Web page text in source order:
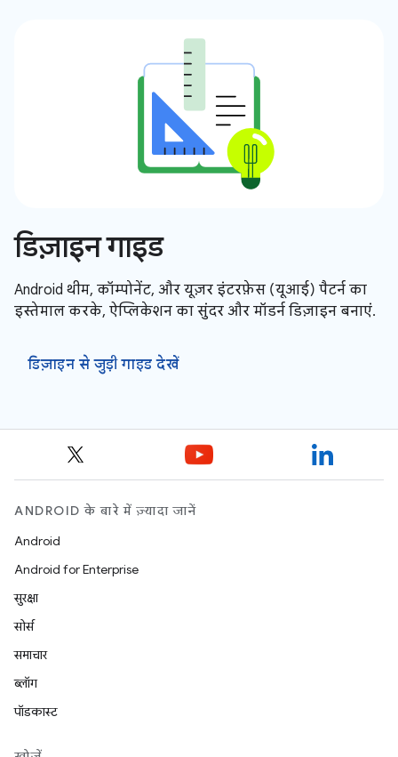
डिज़ाइन गाइड
Android थीम, कॉम्पोनेंट, और यूज़र इंटरफ़ेस (यूआई) पैटर्न का
इस्तेमाल करके, ऐप्लिकेशन का सुंदर और मॉडर्न डिज़ाइन बनाएं.
डिज़ाइन से जुड़ी गाइड देखें
ANDROID के बारे में ज़्यादा जानें
Android
Android for Enterprise
सुरक्षा
सोर्स
समाचार
ब्लॉग
पॉडकास्ट